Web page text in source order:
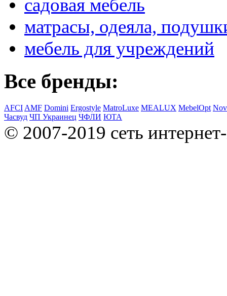
садовая мебель
матрасы, одеяла,
мебель для учреждений
Все бренды:
AFCI AMF Domini Ergostyle MatroLuxe MEALUX MebelOpt
Часвуд ЧП Украинец ЧФЛИ ЮТА
© 2007-2019 сеть